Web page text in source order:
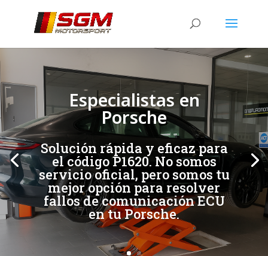
Especialistas en
Porsche
Solución rápida y eficaz para
el código P1620. No somos
servicio oficial, pero somos tu
mejor opción para resolver
fallos de comunicación ECU
en tu Porsche.